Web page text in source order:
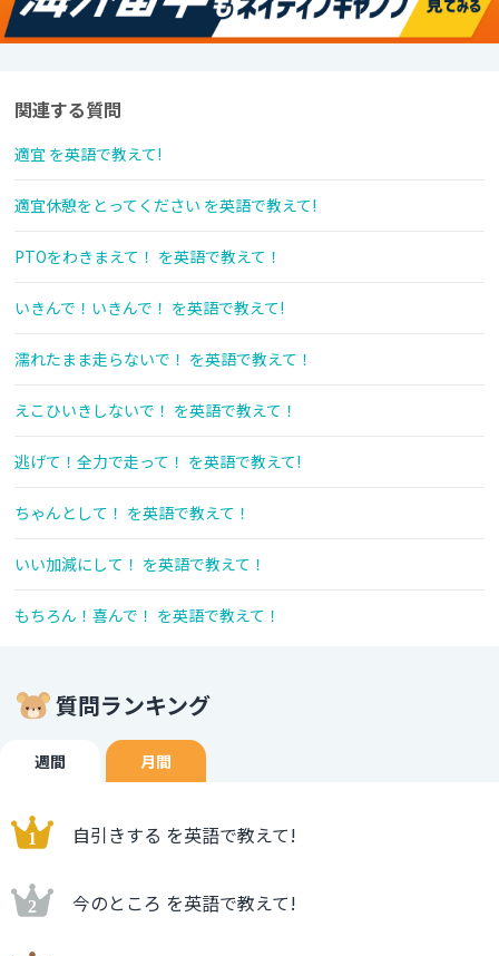
関連する質問
適宜 を英語で教えて!
適宜休憩をとってください を英語で教えて!
PTOをわきまえて！ を英語で教えて！
いきんで！いきんで！ を英語で教えて!
濡れたまま走らないで！ を英語で教えて！
えこひいきしないで！ を英語で教えて！
逃げて！全力で走って！ を英語で教えて!
ちゃんとして！ を英語で教えて！
いい加減にして！ を英語で教えて！
もちろん！喜んで！ を英語で教えて！
質問ランキング
週間 月間
自引きする を英語で教えて!
今のところ を英語で教えて!